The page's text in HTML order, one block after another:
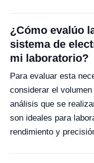
¿Cómo evalúo
sistema de
mi laboratorio?
Para evaluar esta
considerar el
análisis que se
son ideales para
rendimiento y